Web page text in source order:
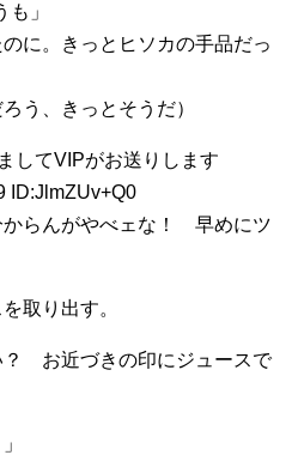
」
に。きっとヒソカの手品だっ
う、きっとそうだ）
してVIPがお送りします
ID:JlmZUv+Q0
からんがやべェな！ 早めにツ
取り出す。
？ お近づきの印にジュースで